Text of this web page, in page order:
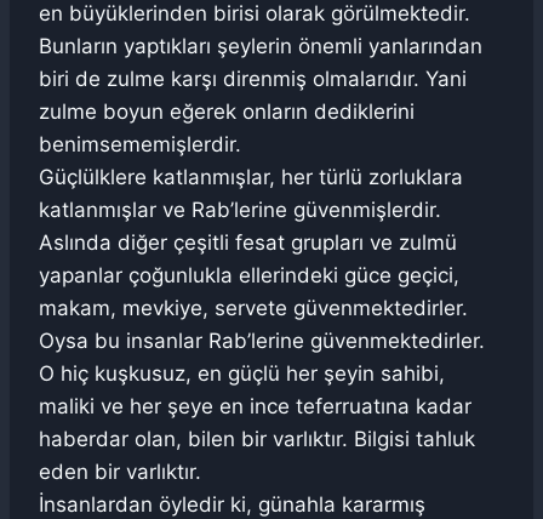
en büyüklerinden birisi olarak görülmektedir.
Bunların yaptıkları şeylerin önemli yanlarından
biri de zulme karşı direnmiş olmalarıdır. Yani
zulme boyun eğerek onların dediklerini
benimsememişlerdir.
Güçlülklere katlanmışlar, her türlü zorluklara
katlanmışlar ve Rab’lerine güvenmişlerdir.
Aslında diğer çeşitli fesat grupları ve zulmü
yapanlar çoğunlukla ellerindeki güce geçici,
makam, mevkiye, servete güvenmektedirler.
Oysa bu insanlar Rab’lerine güvenmektedirler.
O hiç kuşkusuz, en güçlü her şeyin sahibi,
maliki ve her şeye en ince teferruatına kadar
haberdar olan, bilen bir varlıktır. Bilgisi tahluk
eden bir varlıktır.
İnsanlardan öyledir ki, günahla kararmış